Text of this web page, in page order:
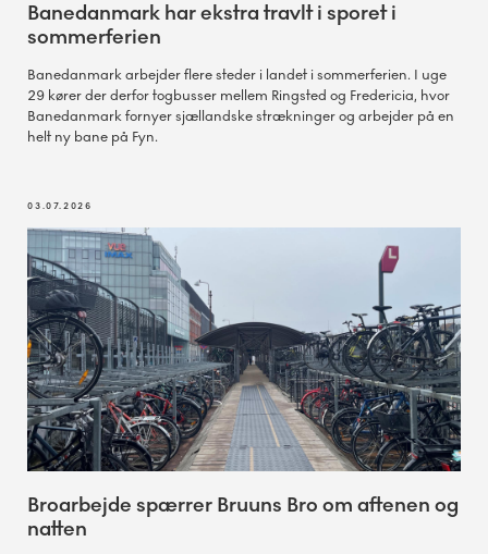
Banedanmark har ekstra travlt i sporet i
sommerferien
Banedanmark arbejder flere steder i landet i sommerferien. I uge
29 kører der derfor togbusser mellem Ringsted og Fredericia, hvor
Banedanmark fornyer sjællandske strækninger og arbejder på en
helt ny bane på Fyn.
03.07.2026
Broarbejde spærrer Bruuns Bro om aftenen og
natten